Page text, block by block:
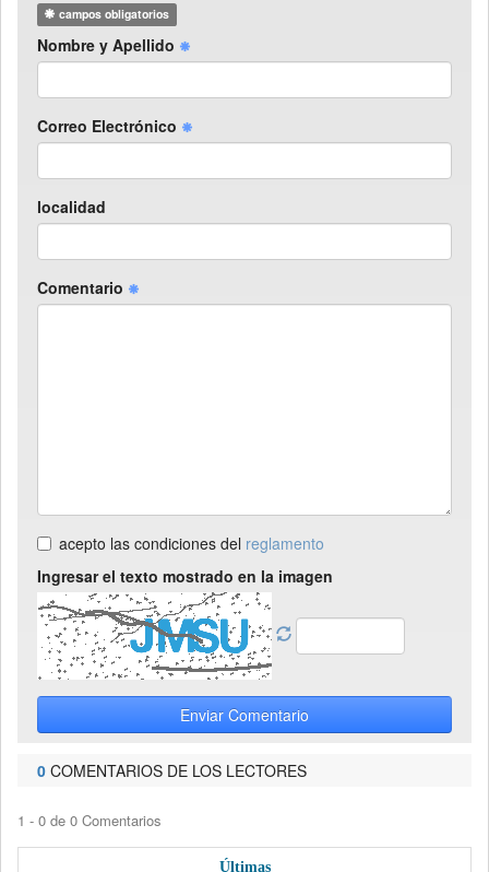
campos obligatorios
Nombre y Apellido
Correo Electrónico
localidad
Comentario
acepto las condiciones del reglamento
Ingresar el texto mostrado en la imagen
Enviar Comentario
0 COMENTARIOS DE LOS LECTORES
1 - 0 de 0 Comentarios
Últimas